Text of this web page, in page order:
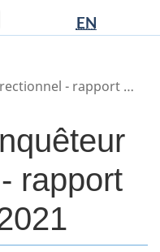
EN
rapport annuel 2020-2021
rapport